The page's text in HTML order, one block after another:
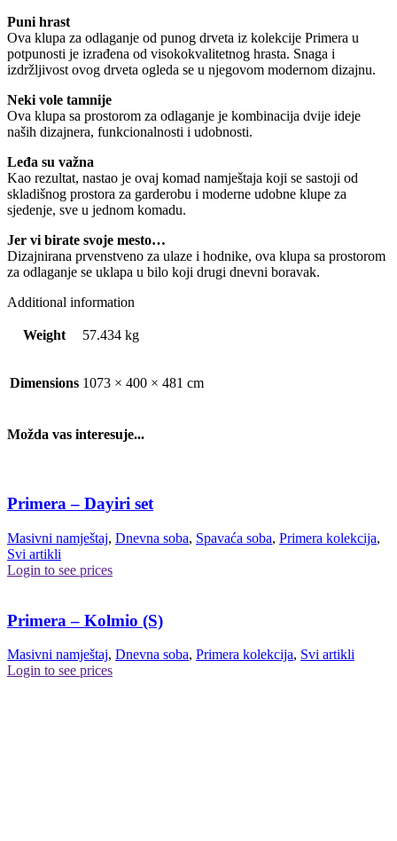
Puni hrast
Ova klupa za odlaganje od punog drveta iz kolekcije Primera u
potpunosti je izrađena od visokokvalitetnog hrasta. Snaga i
izdržljivost ovog drveta ogleda se u njegovom modernom dizajnu.
Neki vole tamnije
Ova klupa sa prostorom za odlaganje je kombinacija dvije ideje
naših dizajnera, funkcionalnosti i udobnosti.
Leđa su važna
Kao rezultat, nastao je ovaj komad namještaja koji se sastoji od
skladišnog prostora za garderobu i moderne udobne klupe za
sjedenje, sve u jednom komadu.
Jer vi birate svoje mesto…
Dizajnirana prvenstveno za ulaze i hodnike, ova klupa sa prostorom
za odlaganje se uklapa u bilo koji drugi dnevni boravak.
Additional information
Weight 57.434 kg
Dimensions 1073 × 400 × 481 cm
Možda vas interesuje...
Primera – Dayiri set
Masivni namještaj, Dnevna soba, Spavaća soba, Primera kolekcija,
Svi artikli
Login to see prices
Primera – Kolmio (S)
Masivni namještaj, Dnevna soba, Primera kolekcija, Svi artikli
Login to see prices